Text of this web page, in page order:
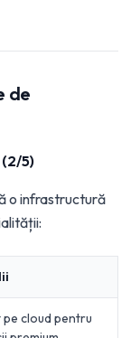
de
5)
o infrastructură
pe cloud pentru